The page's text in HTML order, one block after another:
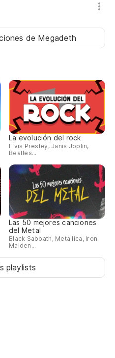
de Megadeth
La evolución del rock
Elvis Presley, Janis Joplin,
Beatles...
Las 50 mejores canciones
del Metal
Black Sabbath, Metallica, Iron
Maiden...
playlists